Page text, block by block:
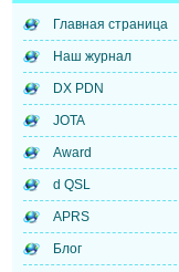
Главная страница
Наш журнал
DX PDN
JOTA
Award
d QSL
APRS
Блог